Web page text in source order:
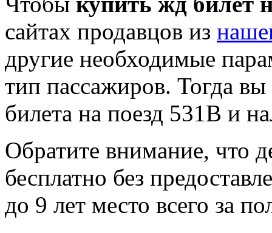
сайтах продавцов из
другие необходимые
тип пассажиров. Тогда
билета на поезд 531В и
Обратите внимание, что
бесплатно без
до 9 лет место всего за